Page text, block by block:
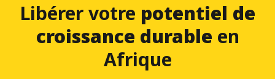
Libérer votre potentiel de
croissance durable en
Afrique